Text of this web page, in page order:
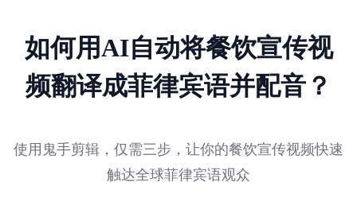
如何用AI自动将餐饮宣传视
频翻译成菲律宾语并配音？
使用鬼手剪辑，仅需三步，让你的餐饮宣传视频快速
触达全球菲律宾语观众